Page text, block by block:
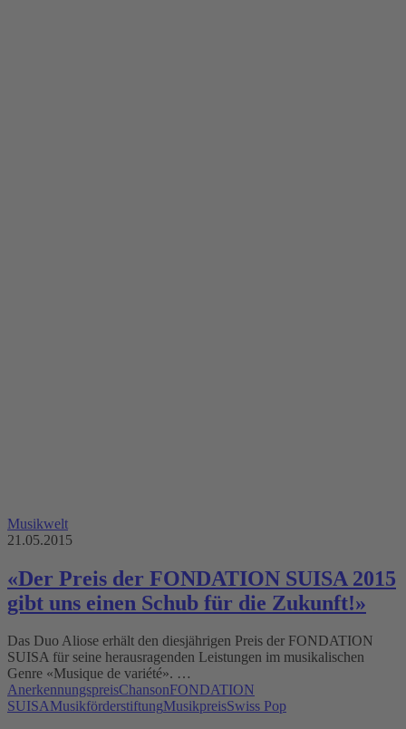
Musikwelt
21.05.2015
«Der Preis der FONDATION SUISA 2015
gibt uns einen Schub für die Zukunft!»
Das Duo Aliose erhält den diesjährigen Preis der FONDATION
SUISA für seine herausragenden Leistungen im musikalischen
Genre «Musique de variété». …
AnerkennungspreisChansonFONDATION
SUISAMusikförderstiftungMusikpreisSwiss Pop